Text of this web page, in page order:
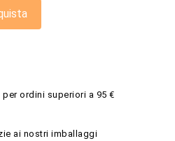
ordini superiori a 95 €
ai nostri imballaggi